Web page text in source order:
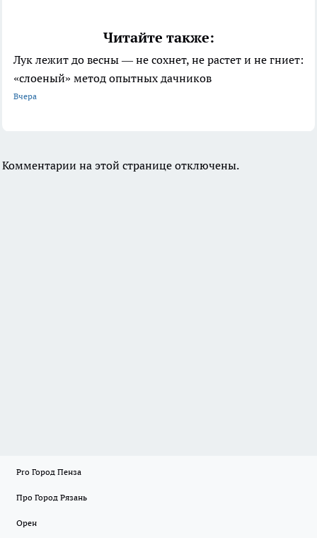
Читайте также:
Лук лежит до весны — не сохнет, не растет и не гниет:
«слоеный» метод опытных дачников
Вчера
Комментарии на этой странице отключены.
Pro Город Пенза
Про Город Рязань
Орен